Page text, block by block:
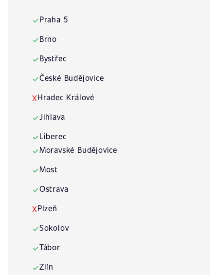
✓Praha 5
✓Brno
✓Bystřec
✓České Budějovice
XHradec Králové
✓Jihlava
✓Liberec
✓Moravské Budějovice
✓Most
✓Ostrava
XPlzeň
✓Sokolov
✓Tábor
✓Zlín